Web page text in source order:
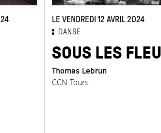
et lui offre les outils pour
Scarletten 2015,
(performance pour espace
LE VENDREDI 12 AVRIL 2024
DANSE
SOUS LES
Thomas Lebrun
CCN Tours